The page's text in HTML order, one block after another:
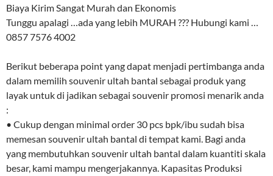
Biaya Kirim Sangat Murah dan Ekonomis
Tunggu apalagi …ada yang lebih MURAH ??? Hubungi kami …
0857 7576 4002
Berikut beberapa point yang dapat menjadi pertimbanga anda
dalam memilih souvenir ultah bantal sebagai produk yang
layak untuk di jadikan sebagai souvenir promosi menarik anda
:
• Cukup dengan minimal order 30 pcs bpk/ibu sudah bisa
memesan souvenir ultah bantal di tempat kami. Bagi anda
yang membutuhkan souvenir ultah bantal dalam kuantiti skala
besar, kami mampu mengerjakannya. Kapasitas Produksi